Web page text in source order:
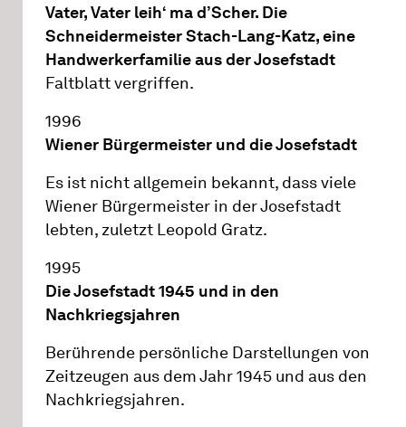
Vater, Vater leih‘ ma d’Scher. Die
Schneidermeister Stach-Lang-Katz, eine
Handwerkerfamilie aus der Josefstadt
Faltblatt vergriffen.
1996
Wiener Bürgermeister und die Josefstadt
Es ist nicht allgemein bekannt, dass viele
Wiener Bürgermeister in der Josefstadt
lebten, zuletzt Leopold Gratz.
1995
Die Josefstadt 1945 und in den
Nachkriegsjahren
Berührende persönliche Darstellungen von
Zeitzeugen aus dem Jahr 1945 und aus den
Nachkriegsjahren.